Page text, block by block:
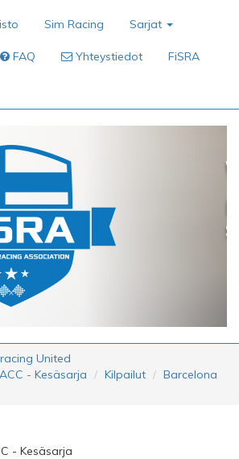
Sim Racing Sarjat
FAQ Yhteystiedot FiSRA
United
- Kesäsarja
Kilpailut
Barcelona
- Kesäsarja